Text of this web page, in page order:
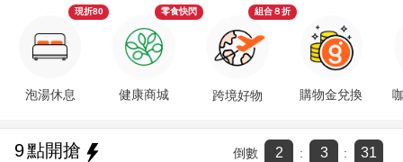
泡湯休息
現折80
健康商城
零食快閃
跨境好物
組合８折
購物金兌換
9點開搶 倒數 2 : 3 : 30